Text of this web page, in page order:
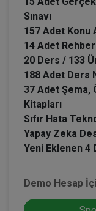
Sınavı
157 Adet Konu
14 Adet
20 Ders / 133
188 Adet Ders
37 Adet Şema,
Kitapları
Sıfır Hata
Yapay Zeka
Yeni Eklenen 4
Demo Hesap